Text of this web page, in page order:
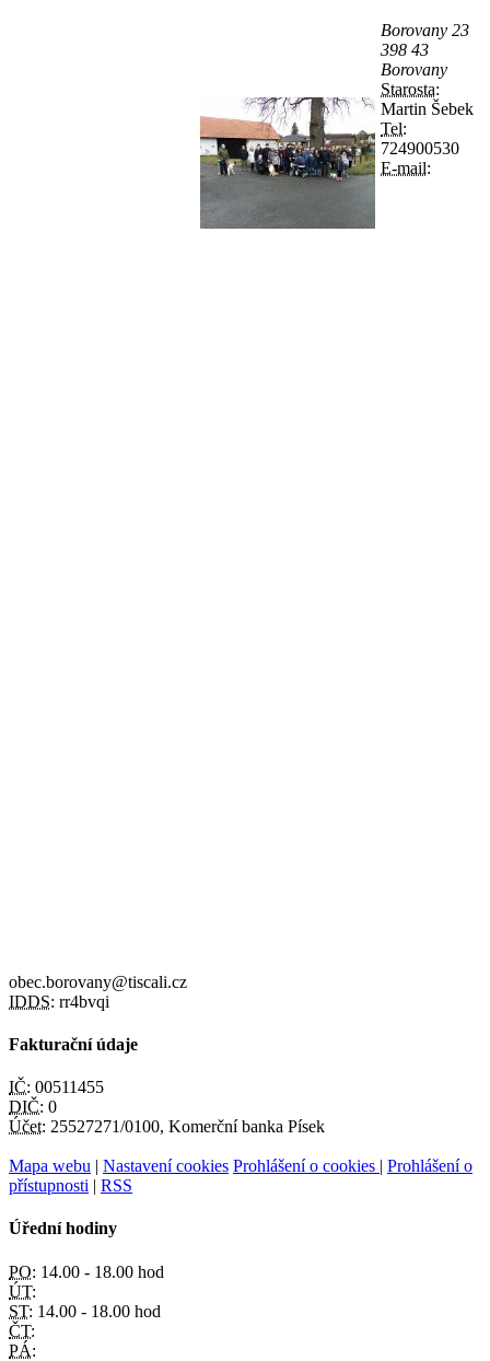
Borovany 23
398 43
Borovany
Starosta:
Martin Šebek
Tel:
724900530
E-mail:
obec.borovany@tiscali.cz
IDDS: rr4bvqi
Fakturační údaje
IČ: 00511455
DIČ: 0
Účet: 25527271/0100, Komerční banka Písek
Mapa webu | Nastavení cookies Prohlášení o cookies | Prohlášení o
přístupnosti | RSS
Úřední hodiny
PO: 14.00 - 18.00 hod
ÚT:
ST: 14.00 - 18.00 hod
ČT:
PÁ: